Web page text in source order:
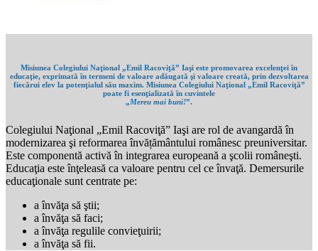
Misiunea Colegiului Naţional „Emil Racoviţă” Iaşi este promovarea excelenţei în
educaţie, exprimată în termeni de valoare adăugată şi valoare creată, prin dezvoltarea
fiecărui elev la potenţialul său maxim. Misiunea Colegiului Naţional „Emil Racoviţă”
poate fi esenţializată în cuvintele
„Mereu mai buni!”.
Colegiului Naţional „Emil Racoviţă” Iaşi are rol de avangardă în
modernizarea şi reformarea învățământului românesc preuniversitar.
Este componentă activă în integrarea europeană a şcolii româneşti.
Educaţia este înţeleasă ca valoare pentru cel ce învaţă. Demersurile
educaţionale sunt centrate pe:
a învăţa să ştii;
a învăţa să faci;
a învăţa regulile convieţuirii;
a învăţa să fii.